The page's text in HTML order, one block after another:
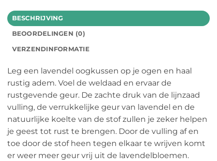
BESCHRIJVING
BEOORDELINGEN (0)
VERZENDINFORMATIE
Leg een lavendel oogkussen op je ogen en haal
rustig adem. Voel de weldaad en ervaar de
rustgevende geur. De zachte druk van de lijnzaad
vulling, de verrukkelijke geur van lavendel en de
natuurlijke koelte van de stof zullen je zeker helpen
je geest tot rust te brengen. Door de vulling af en
toe door de stof heen tegen elkaar te wrijven komt
er weer meer geur vrij uit de lavendelbloemen.